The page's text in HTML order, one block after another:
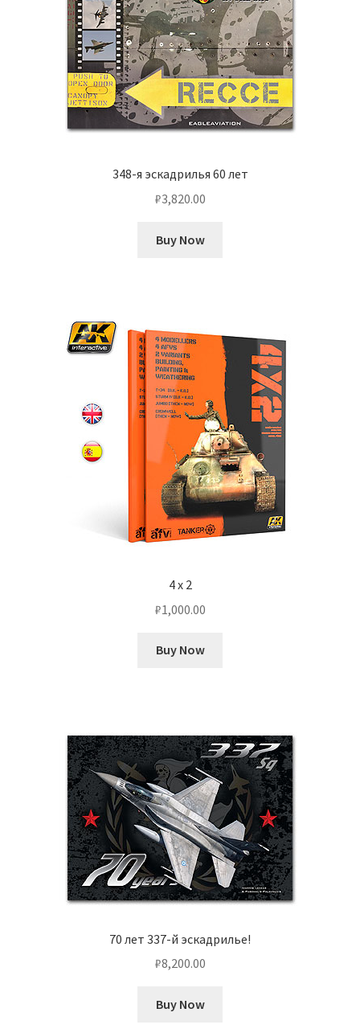
348-я эскадрилья 60 лет
₽3,820.00
Buy Now
4 х 2
₽1,000.00
Buy Now
70 лет 337-й эскадрилье!
₽8,200.00
Buy Now